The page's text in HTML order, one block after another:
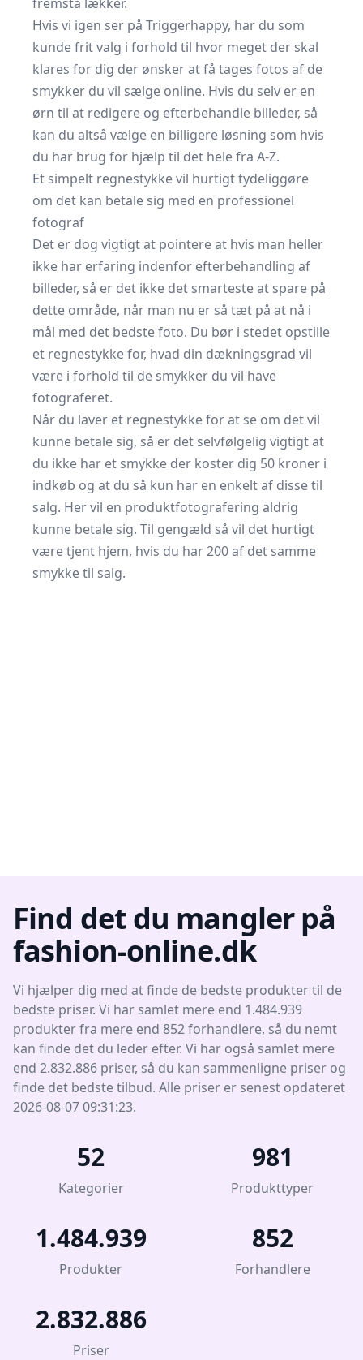
Hvis vi igen ser på Triggerhappy, har du som
kunde frit valg i forhold til hvor meget der skal
klares for dig der ønsker at få tages fotos af de
smykker du vil sælge online. Hvis du selv er en
ørn til at redigere og efterbehandle billeder, så
kan du altså vælge en billigere løsning som hvis
du har brug for hjælp til det hele fra A-Z.
Et simpelt regnestykke vil hurtigt tydeliggøre
om det kan betale sig med en professionel
fotograf
Det er dog vigtigt at pointere at hvis man heller
ikke har erfaring indenfor efterbehandling af
billeder, så er det ikke det smarteste at spare på
dette område, når man nu er så tæt på at nå i
mål med det bedste foto. Du bør i stedet opstille
et regnestykke for, hvad din dækningsgrad vil
være i forhold til de smykker du vil have
fotograferet.
Når du laver et regnestykke for at se om det vil
kunne betale sig, så er det selvfølgelig vigtigt at
du ikke har et smykke der koster dig 50 kroner i
indkøb og at du så kun har en enkelt af disse til
salg. Her vil en produktfotografering aldrig
kunne betale sig. Til gengæld så vil det hurtigt
være tjent hjem, hvis du har 200 af det samme
smykke til salg.
Find det du mangler på
fashion-online.dk
Vi hjælper dig med at finde de bedste produkter til de
bedste priser. Vi har samlet mere end 1.484.939
produkter fra mere end 852 forhandlere, så du nemt
kan finde det du leder efter. Vi har også samlet mere
end 2.832.886 priser, så du kan sammenligne priser og
finde det bedste tilbud. Alle priser er senest opdateret
2026-08-07 09:31:23.
52
Kategorier
981
Produkttyper
1.484.939
Produkter
852
Forhandlere
2.832.886
Priser